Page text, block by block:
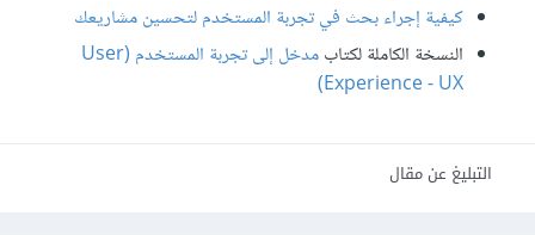
كيفية إجراء بحث في تجربة المستخدم لتحسين مشاريعك
النسخة الكاملة لكتاب
مدخل إلى تجربة المستخدم (User
Experience - UX)
التبليغ عن مقال